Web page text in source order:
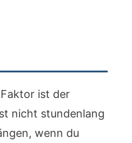
ist der
nicht stundenlang
wenn du